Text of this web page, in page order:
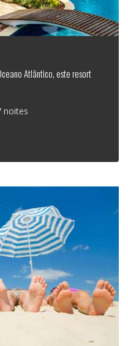
Atlântico, este resort
noites